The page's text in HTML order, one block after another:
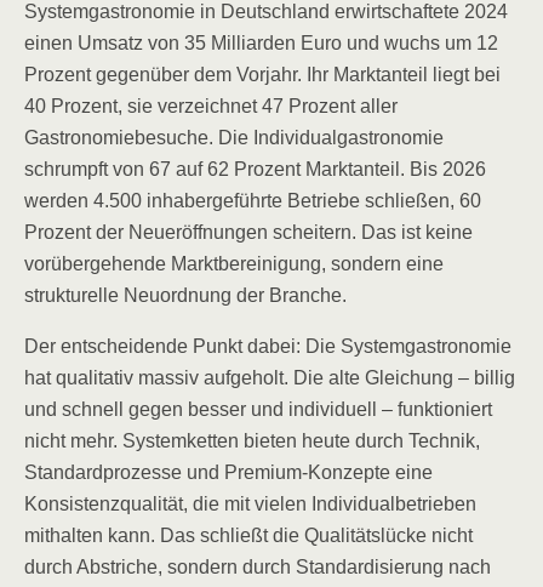
Systemgastronomie in Deutschland erwirtschaftete 2024
einen Umsatz von 35 Milliarden Euro und wuchs um 12
Prozent gegenüber dem Vorjahr. Ihr Marktanteil liegt bei
40 Prozent, sie verzeichnet 47 Prozent aller
Gastronomiebesuche. Die Individualgastronomie
schrumpft von 67 auf 62 Prozent Marktanteil. Bis 2026
werden 4.500 inhabergeführte Betriebe schließen, 60
Prozent der Neueröffnungen scheitern. Das ist keine
vorübergehende Marktbereinigung, sondern eine
strukturelle Neuordnung der Branche.
Der entscheidende Punkt dabei: Die Systemgastronomie
hat qualitativ massiv aufgeholt. Die alte Gleichung – billig
und schnell gegen besser und individuell – funktioniert
nicht mehr. Systemketten bieten heute durch Technik,
Standardprozesse und Premium-Konzepte eine
Konsistenzqualität, die mit vielen Individualbetrieben
mithalten kann. Das schließt die Qualitätslücke nicht
durch Abstriche, sondern durch Standardisierung nach